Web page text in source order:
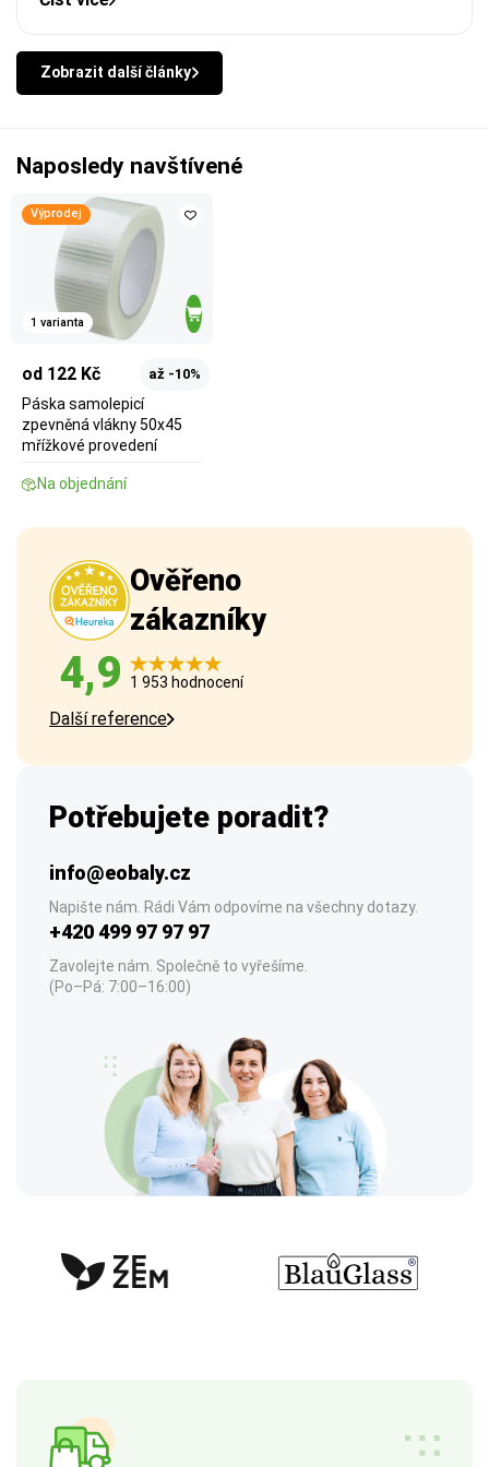
Zobrazit další články
Naposledy navštívené
Výprodej
1 varianta
od 122 Kč až -10%
Páska samolepicí
zpevněná vlákny 50x45
mřížkové provedení
Na objednání
Ověřeno
zákazníky
4,9 1 953 hodnocení
Další reference
Potřebujete poradit?
info@eobaly.cz
Napište nám. Rádi Vám odpovíme na všechny dotazy.
+420 499 97 97 97
Zavolejte nám. Společně to vyřešíme.
(Po–Pá: 7:00–16:00)